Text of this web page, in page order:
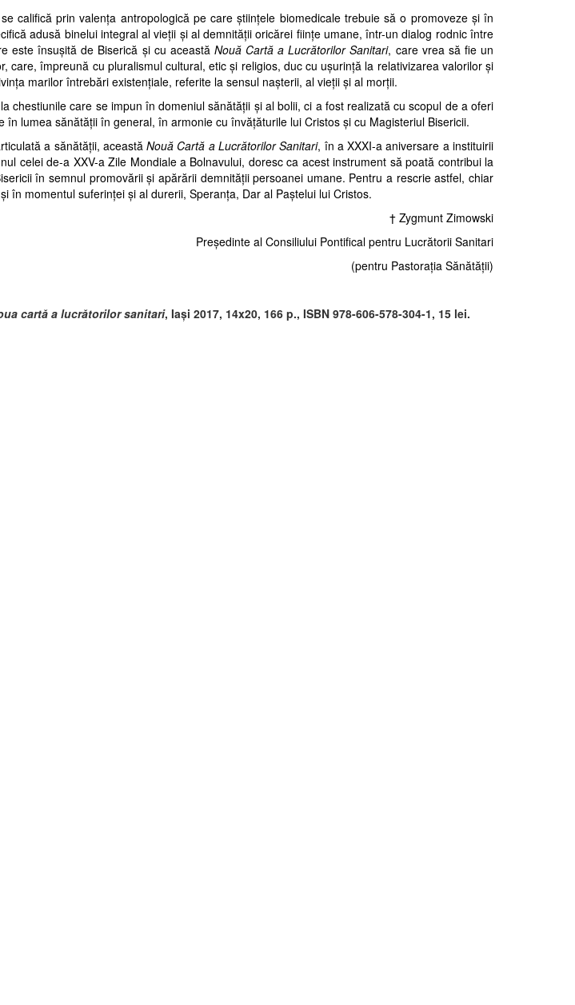
califică prin valenţa antropologică pe care ştiinţele biomedicale trebuie să o promoveze şi în
adusă binelui integral al vieţii şi al demnităţii oricărei fiinţe umane, într-un dialog rodnic între
este însuşită de Biserică şi cu această Nouă Cartă a Lucrătorilor Sanitari, care vrea să fie un
care, împreună cu pluralismul cultural, etic şi religios, duc cu uşurinţă la relativizarea valorilor şi
marilor întrebări existenţiale, referite la sensul naşterii, al vieţii şi al morţii.
chestiunile care se impun în domeniul sănătăţii şi al bolii, ci a fost realizată cu scopul de a oferi
în lumea sănătăţii în general, în armonie cu învăţăturile lui Cristos şi cu Magisteriul Bisericii.
a sănătăţii, aceastăNouă Cartă a Lucrătorilor Sanitari, în a XXXI-a aniversare a instituirii
celei de-a XXV-a Zile Mondiale a Bolnavului, doresc ca acest instrument să poată contribui la
în semnul promovării şi apărării demnităţii persoanei umane. Pentru a rescrie astfel, chiar
în momentul suferinţei şi al durerii, Speranţa, Dar al Paştelui lui Cristos.
† Zygmunt Zimowski
Preşedinte al Consiliului Pontifical pentru Lucrătorii Sanitari
(pentru Pastoraţia Sănătăţii)
cartă a lucrătorilor sanitari, Iași 2017, 14x20, 166 p., ISBN 978-606-578-304-1, 15 lei.